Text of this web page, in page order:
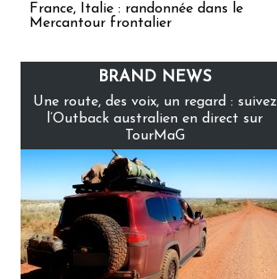
France, Italie : randonnée dans le
Mercantour frontalier
BRAND NEWS
Une route, des voix, un regard : suivez
l’Outback australien en direct sur
TourMaG